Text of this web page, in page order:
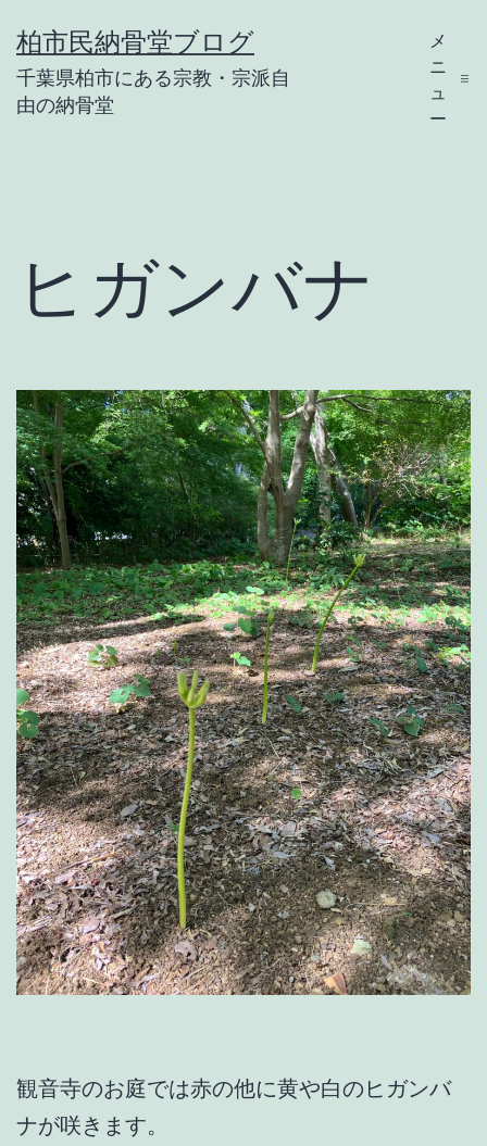
ン柏市民納骨堂ブログ
千葉県柏市にある宗教・宗派自
由の納骨堂
メ
ニ
ュ
ー
ヒガンバナ
観音寺のお庭では赤の他に黄や白のヒガンバ
ナが咲きます。